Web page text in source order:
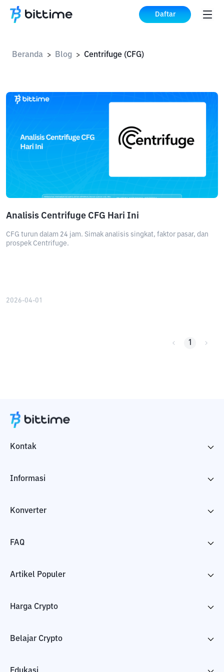
Daftar
Beranda > Blog > Centrifuge (CFG)
Analisis Centrifuge CFG Hari Ini
CFG turun dalam 24 jam. Simak analisis singkat, faktor pasar, dan
prospek Centrifuge.
2026-04-01
1
Kontak
Informasi
Konverter
FAQ
Artikel Populer
Harga Crypto
Belajar Crypto